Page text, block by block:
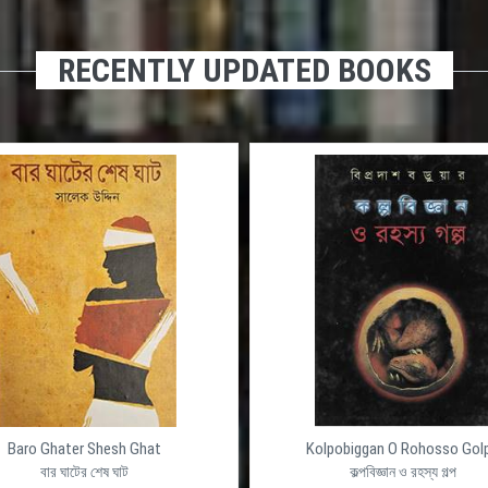
RECENTLY UPDATED BOOKS
ডাইনামিক
জন্য ভালো
একটি
এগিয়ে। তাই
নেট এ আজ ই
দেশের সেরা ওয়েব হোস্টিং প্রোভাইডার ইন
দীর্ঘ ১৭ বছর বাংলাদেশে নিরবিচ্ছিন্ন ভাবে ডোমেইন রেজিস্ট্রেশন
হোস্টিং সেবা প্রদান করে আসছে আলফা নেট। সুলভ মূল্যে
লিনাক্স এবং উইন্ডোজ ওয়েব হোস্টিং আমেরিকা অথবা
ডাটাসেন্টারে আলফা নেটের নিজস্ব সার্ভারে রাখার ব্যবস্থা,
আলফা নেট দিচ্ছে লিনাক্স এবং উইন্ডোস প্লাটফর্মে অত্যাধুনিক
ভার্চুয়াল এবং ডেডিকেটেড সার্ভার।
Baro Ghater Shesh Ghat
বার ঘাটের শেষ ঘাট
Kolpobiggan O Rohosso
কল্পবিজ্ঞান ও রহস্য গল্প